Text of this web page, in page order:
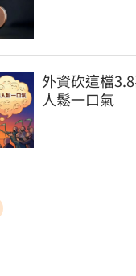
外資砍這檔
人鬆一口氣